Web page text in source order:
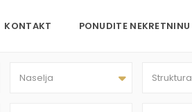
KONTAKT PONUDITE NEKRETNINU
Naselja Struktura